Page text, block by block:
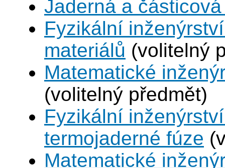
Jaderná a
Fyzikální
materiálů (volitelný
Matematické
(volitelný předmět)
Fyzikální
termojaderné fúze
Matematické